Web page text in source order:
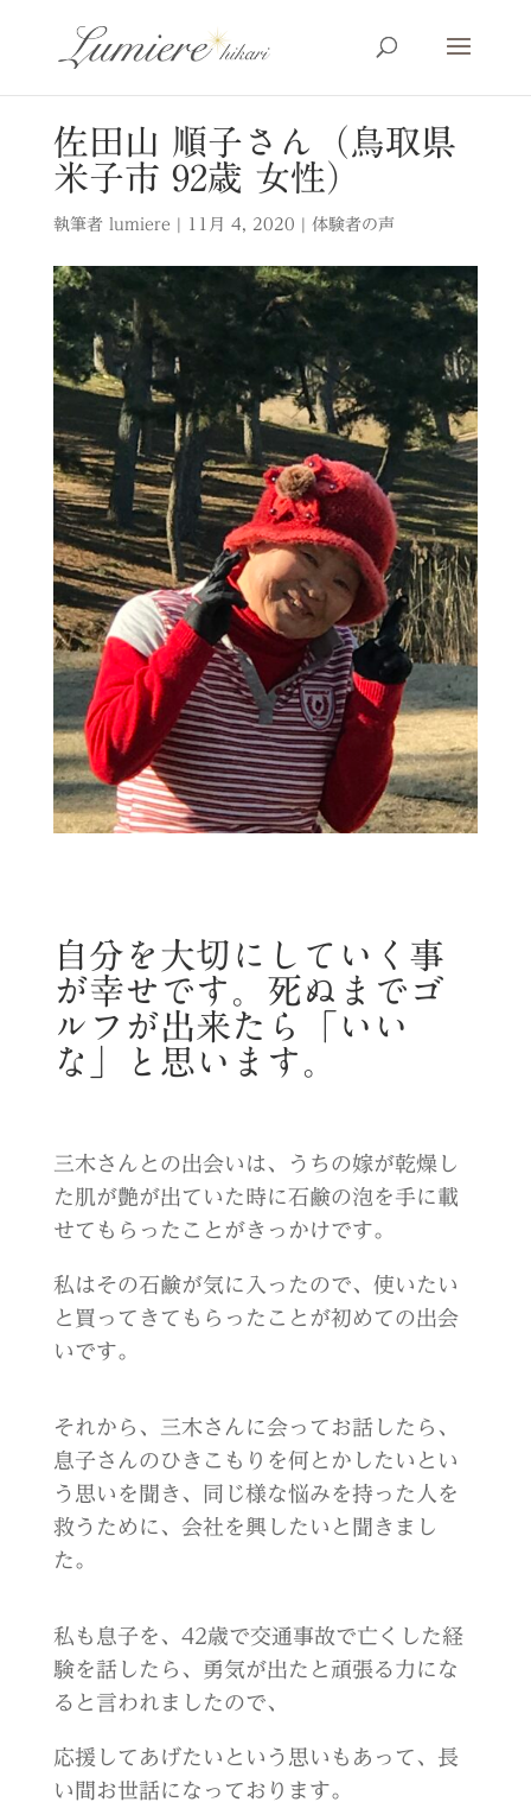
佐田山 順子さん（鳥取県
米子市 92歳 女性）
執筆者 lumiere | 11月 4, 2020 | 体験者の声
自分を大切にしていく事
が幸せです。死ぬまでゴ
ルフが出来たら「いい
な」と思います。
三木さんとの出会いは、うちの嫁が乾燥し
た肌が艶が出ていた時に石鹸の泡を手に載
せてもらったことがきっかけです。
私はその石鹸が気に入ったので、使いたい
と買ってきてもらったことが初めての出会
いです。
それから、三木さんに会ってお話したら、
息子さんのひきこもりを何とかしたいとい
う思いを聞き、同じ様な悩みを持った人を
救うために、会社を興したいと聞きまし
た。
私も息子を、42歳で交通事故で亡くした経
験を話したら、勇気が出たと頑張る力にな
ると言われましたので、
応援してあげたいという思いもあって、長
い間お世話になっております。